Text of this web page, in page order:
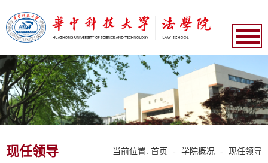
现任领导 当前位置: 首页 - 学院概况 - 现任领导